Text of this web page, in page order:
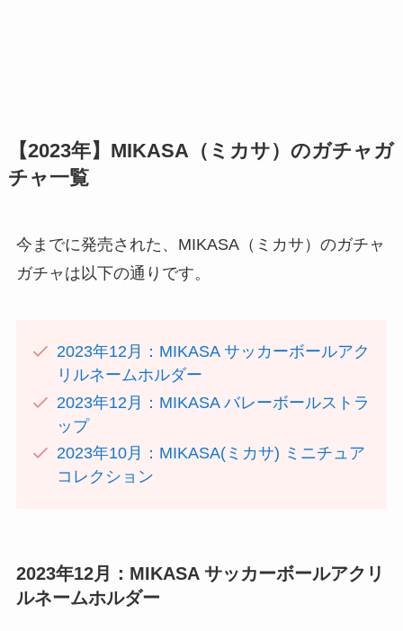
【2023年】MIKASA（ミカサ）のガチャガ
チャ一覧
今までに発売された、MIKASA（ミカサ）のガチャ
ガチャは以下の通りです。
2023年12月：MIKASA サッカーボールアク
リルネームホルダー
2023年12月：MIKASA バレーボールストラ
ップ
2023年10月：MIKASA(ミカサ) ミニチュア
コレクション
2023年12月：MIKASA サッカーボールアクリ
ルネームホルダー